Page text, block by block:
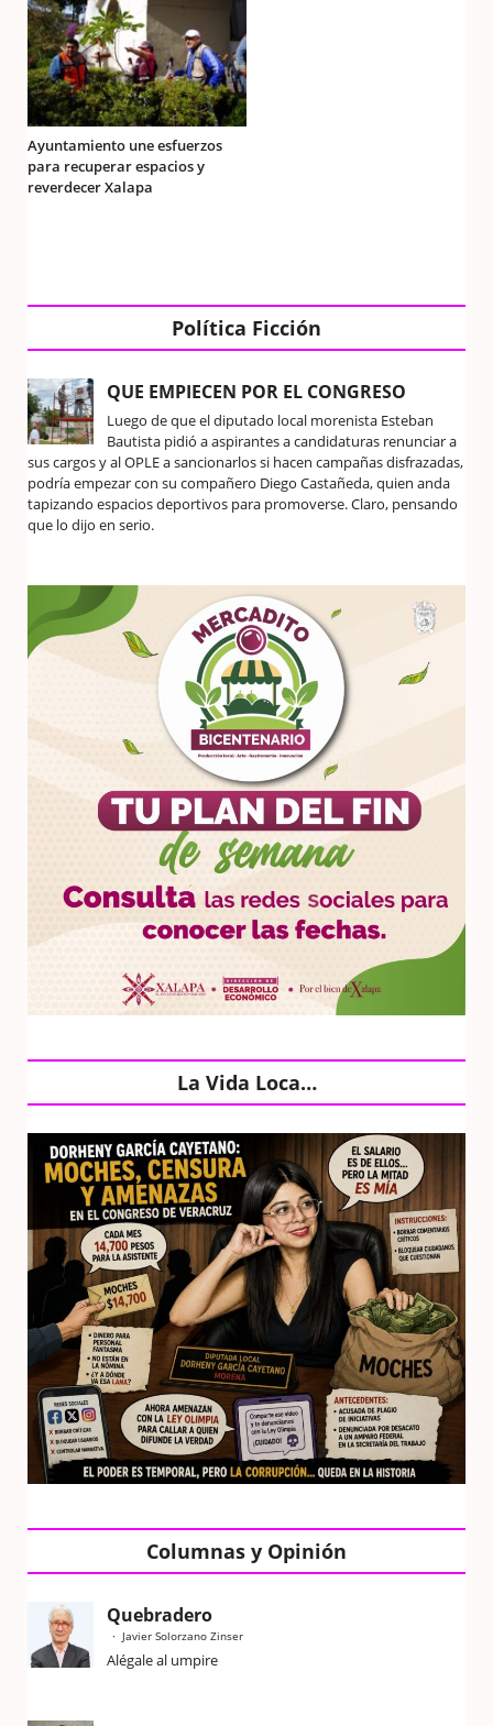
Ayuntamiento une esfuerzos
para recuperar espacios y
reverdecer Xalapa
Política Ficción
QUE EMPIECEN POR EL CONGRESO
Luego de que el diputado local morenista Esteban
Bautista pidió a aspirantes a candidaturas renunciar a
sus cargos y al OPLE a sancionarlos si hacen campañas disfrazadas,
podría empezar con su compañero Diego Castañeda, quien anda
tapizando espacios deportivos para promoverse. Claro, pensando
que lo dijo en serio.
La Vida Loca…
Columnas y Opinión
Quebradero
Javier Solorzano Zinser
Alégale al umpire